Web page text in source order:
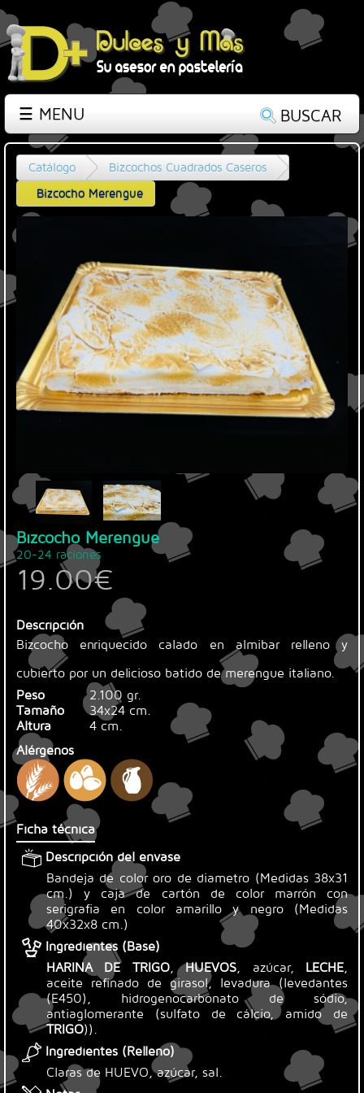
☰ MENU BUSCAR
Catálogo
Bizcochos Cuadrados Caseros
Bizcocho Merengue
Bizcocho Merengue
20-24 raciones
19.00€
Descripción
Bizcocho enriquecido calado en almibar relleno y
cubierto por un delicioso batido de merengue italiano.
Peso
2.100 gr.
Tamaño
34x24 cm.
Altura
4 cm.
Alérgenos
Ficha técnica
Descripción del envase
Bandeja de color oro de diametro (Medidas 38x31
cm.) y caja de cartón de color marrón con
serigrafia en color amarillo y negro (Medidas
40x32x8 cm.)
Ingredientes (Base)
HARINA DE TRIGO,HUEVOS, azúcar, LECHE,
aceite refinado de girasol, levadura (levedantes
(E450), hidrogenocarbonato de sódio,
antiaglomerante (sulfato de cálcio, amido de
TRIGO)).
Ingredientes (Relleno)
Claras de HUEVO, azúcar, sal.